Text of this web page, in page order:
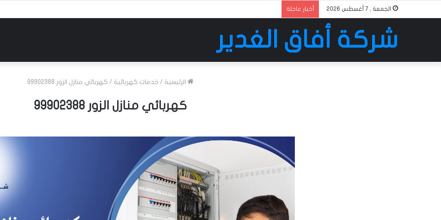
الجمعة , 7 أغسطس 2026 أخبار عاجلة
شركة أفاق الغدير
الرئيسية / خدمات كهربائية / كهربائي منازل الزور 99902388
كهربائي منازل الزور 99902388